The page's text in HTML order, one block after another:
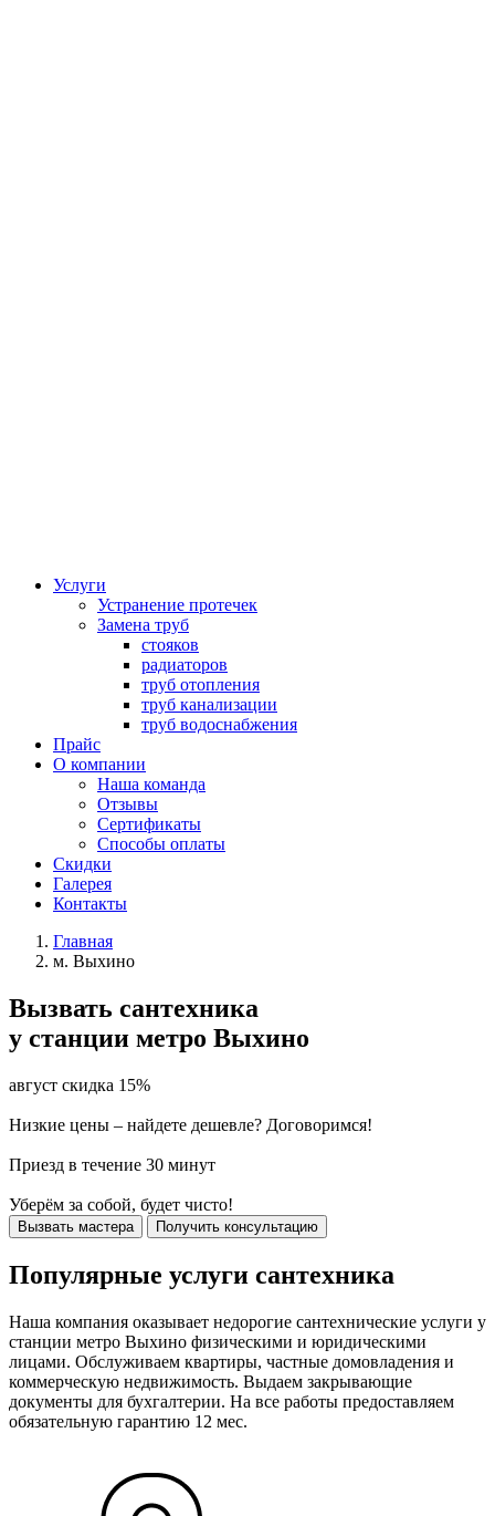
Услуги
Устранение протечек
Замена труб
стояков
радиаторов
труб отопления
труб канализации
труб водоснабжения
Прайс
О компании
Наша команда
Отзывы
Сертификаты
Способы оплаты
Скидки
Галерея
Контакты
Главная
м. Выхино
Вызвать сантехника
у станции метро Выхино
август скидка 15%
Низкие цены – найдете дешевле? Договоримся!
Приезд в течение 30 минут
Уберём за собой, будет чисто!
Вызвать мастера Получить консультацию
Популярные услуги сантехника
Наша компания оказывает недорогие сантехнические услуги у
станции метро Выхино физическими и юридическими
лицами. Обслуживаем квартиры, частные домовладения и
коммерческую недвижимость. Выдаем закрывающие
документы для бухгалтерии. На все работы предоставляем
обязательную гарантию 12 мес.